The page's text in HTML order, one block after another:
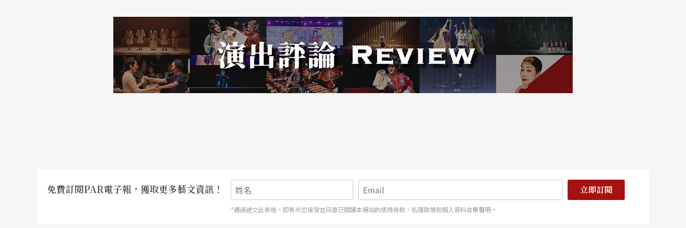
彼此互異的演奏風格，也有近代演奏家改編整理、重新詮釋的風格，如劉德海重新改編的《霸王
二、近代創作曲；分爲大陸、台灣、香港、美國等地
是最方便的手法，這時產生了《趕花會》、《瀏陽河》、《草原小姐妹》、《彝族舞曲》等民謠
免費訂閱PAR電子報，獲取更多藝文資訊！ 立即訂閱
*通過遞交此表格，即表示您接受並同意已閱讀本網站的使用條款，私隱政策和個人資料收集聲明。